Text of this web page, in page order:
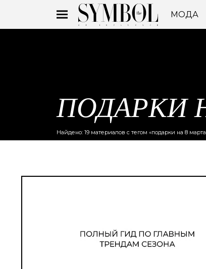
МОДА
ПОДАРКИ
Найдено: 19 материалов с тегом «подарки на 8